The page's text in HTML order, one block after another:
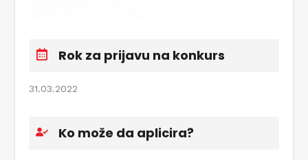
Rok za prijavu na konkurs
31.03.2022
Ko može da aplicira?